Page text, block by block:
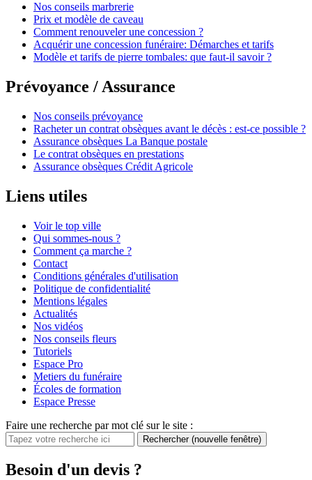
Nos conseils marbrerie
Prix et modèle de caveau
Comment renouveler une concession ?
Acquérir une concession funéraire: Démarches et tarifs
Modèle et tarifs de pierre tombales: que faut-il savoir ?
Prévoyance / Assurance
Nos conseils prévoyance
Racheter un contrat obsèques avant le décès : est-ce possible ?
Assurance obsèques La Banque postale
Le contrat obsèques en prestations
Assurance obsèques Crédit Agricole
Liens utiles
Voir le top ville
Qui sommes-nous ?
Comment ça marche ?
Contact
Conditions générales d'utilisation
Politique de confidentialité
Mentions légales
Actualités
Nos vidéos
Nos conseils fleurs
Tutoriels
Espace Pro
Metiers du funéraire
Écoles de formation
Espace Presse
Faire une recherche par mot clé sur le site :
Rechercher (nouvelle fenêtre)
Besoin d'un devis ?